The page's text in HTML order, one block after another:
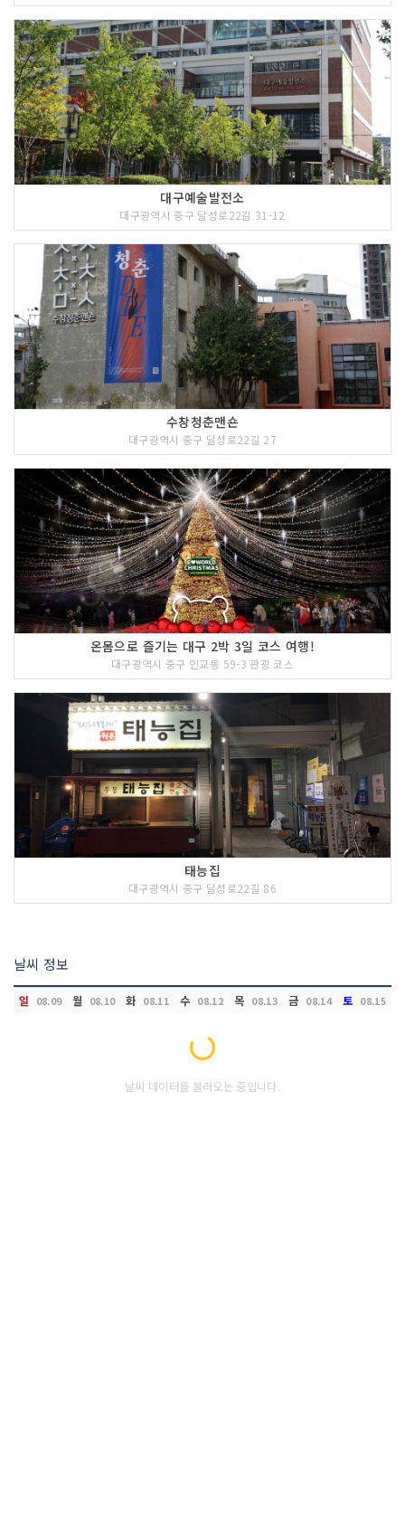
대구예술발전소
대구광역시 중구 달성로22길 31-12
수창청춘맨숀
대구광역시 중구 달성로22길 27
온몸으로 즐기는 대구 2박 3일 코스 여행!
대구광역시 중구 인교동 59-3 관광 코스
태능집
대구광역시 중구 달성로22길 86
날씨 정보
일 08.09 월 08.10 화 08.11 수 08.12 목 08.13 금 08.14 토 08.15
Loading...
날씨 데이터를 불러오는 중입니다.